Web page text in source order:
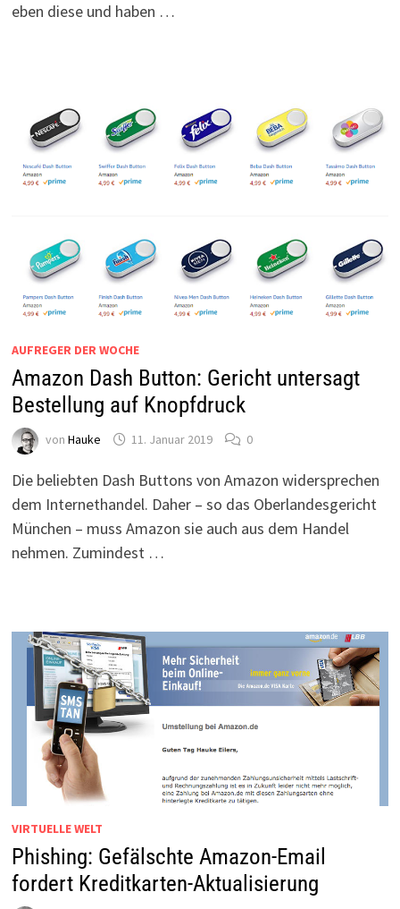
eben diese und haben …
AUFREGER DER WOCHE
Amazon Dash Button: Gericht untersagt
Bestellung auf Knopfdruck
von Hauke 11. Januar 2019 0
Die beliebten Dash Buttons von Amazon widersprechen
dem Internethandel. Daher – so das Oberlandesgericht
München – muss Amazon sie auch aus dem Handel
nehmen. Zumindest …
VIRTUELLE WELT
Phishing: Gefälschte Amazon-Email
fordert Kreditkarten-Aktualisierung